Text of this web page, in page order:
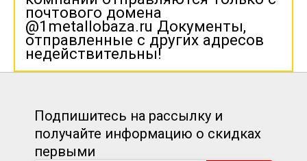
почтового домена
@1metallobaza.ru Документы,
отправленные с других адресов
недействительны!
Подпишитесь на рассылку и
получайте информацию о скидках
первыми